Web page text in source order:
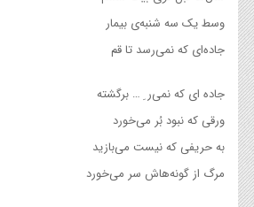
وسط یک سه شنبه‌ی بیمار
جاده‌ای که نمی‌رسد تا قم
جاده ای که نمی‌ر ِ … برگشته
ورقی که نبود بُر می‌خورد
به حریفی که نیست می‌بازید
مرگ از گونه‌هاش سر می‌خورد